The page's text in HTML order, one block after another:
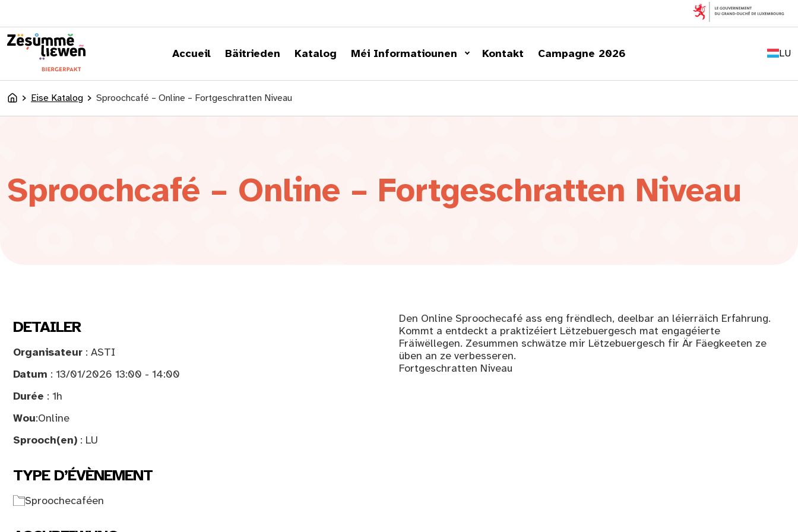
Accueil Bäitrieden Katalog Méi Informatiounen Kontakt Campagne 2026 LU
FR
DE
AccueilEise Katalog Sproochcafé – Online – Fortgeschratten Niveau
Sproochcafé – Online – Fortgeschratten Niveau
DETAILER
Organisateur : ASTI
Datum : 13/01/2026 13:00 - 14:00
Durée : 1h
Wou:Online
Sprooch(en) : LU
TYPE D’ÉVÈNEMENT
Sproochecaféen
Den Online Sproochecafé ass eng frëndlech, deelbar an léierräich Erfahrung.
Kommt a entdeckt a praktizéiert Lëtzebuergesch mat engagéierte
Fräiwëllegen. Zesummen schwätze mir Lëtzebuergesch fir Är Fäegkeeten ze
üben an ze verbesseren.
Fortgeschratten Niveau